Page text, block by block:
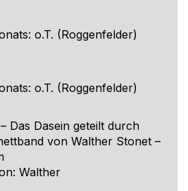
o.T. (Roggenfelder)
o.T. (Roggenfelder)
Das Dasein geteilt durch
von Walther Stonet –
Walther